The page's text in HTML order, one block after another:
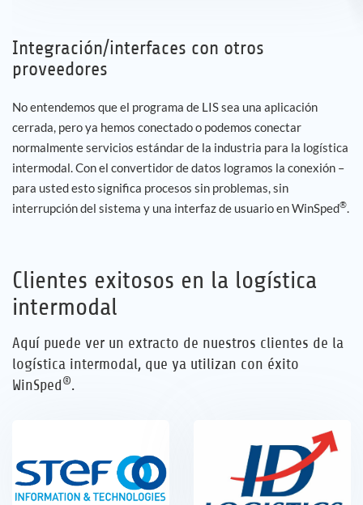
Integración/interfaces con otros
proveedores
No entendemos que el programa de LIS sea una aplicación
cerrada, pero ya hemos conectado o podemos conectar
normalmente servicios estándar de la industria para la logística
intermodal. Con el convertidor de datos logramos la conexión –
para usted esto significa procesos sin problemas, sin
interrupción del sistema y una interfaz de usuario en WinSped®.
Clientes exitosos en la logística
intermodal
Aquí puede ver un extracto de nuestros clientes de la
logística intermodal, que ya utilizan con éxito
WinSped ®.